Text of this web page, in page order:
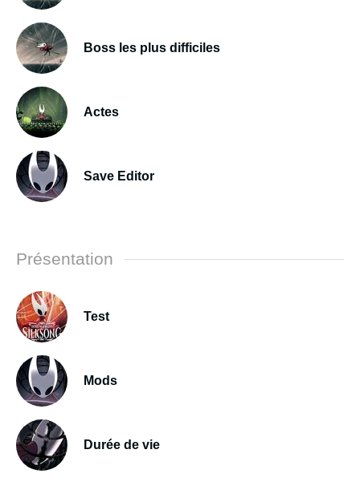
Boss les plus difficiles
Actes
Save Editor
Présentation
Test
Mods
Durée de vie